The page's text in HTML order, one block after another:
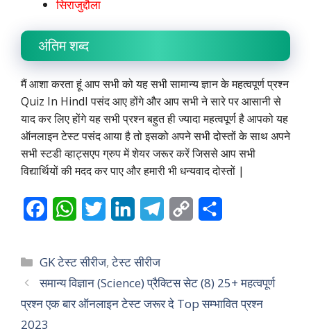
सिराजुद्दौला
अंतिम शब्द
मैं आशा करता हूं आप सभी को यह सभी सामान्य ज्ञान के महत्वपूर्ण प्रश्न
Quiz In HindI पसंद आए होंगे और आप सभी ने सारे पर आसानी से
याद कर लिए होंगे यह सभी प्रश्न बहुत ही ज्यादा महत्वपूर्ण है आपको यह
ऑनलाइन टेस्ट पसंद आया है तो इसको अपने सभी दोस्तों के साथ अपने
सभी स्टडी व्हाट्सएप ग्रुप में शेयर जरूर करें जिससे आप सभी
विद्यार्थियों की मदद कर पाए और हमारी भी धन्यवाद दोस्तों |
c
e
b
W
a
t
s
i
t
t
n
k
e
e
g
y
L
r
e
Categories
GK टेस्ट सीरीज,टेस्ट सीरीज
समान्य विज्ञान (Science) प्रैक्टिस सेट (8) 25+ महत्वपूर्ण
प्रश्न एक बार ऑनलाइन टेस्ट जरूर दे Top सम्भावित प्रश्न
2023